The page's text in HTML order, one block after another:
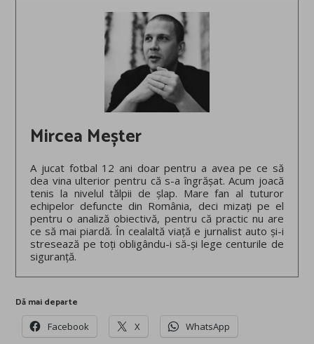
Mircea Meșter
A jucat fotbal 12 ani doar pentru a avea pe ce să
dea vina ulterior pentru că s-a îngrășat. Acum joacă
tenis la nivelul tălpii de șlap. Mare fan al tuturor
echipelor defuncte din România, deci mizați pe el
pentru o analiză obiectivă, pentru că practic nu are
ce să mai piardă. În cealaltă viață e jurnalist auto și-i
stresează pe toți obligându-i să-și lege centurile de
siguranță.
Dă mai departe
Facebook X WhatsApp